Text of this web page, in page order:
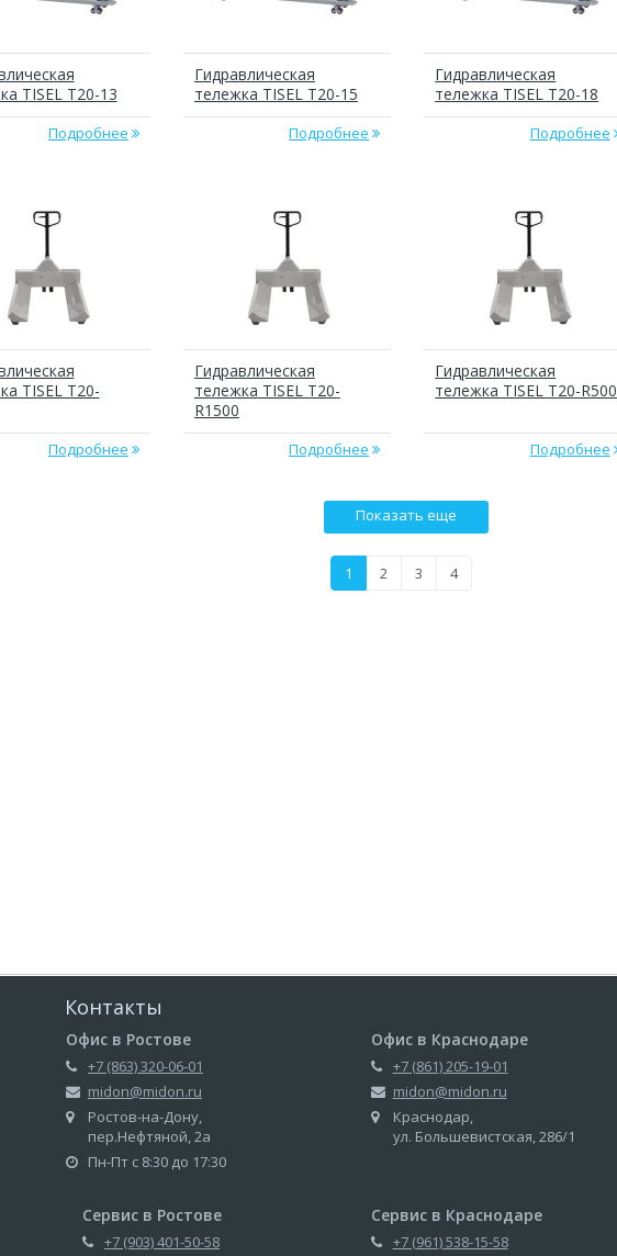
TISEL T20-13
Подробнее
Гидравлическая
тележка TISEL T20-15
Подробнее
Гидравлическая
тележка TISEL T20-18
Подробнее
TISEL T20-
Подробнее
Гидравлическая
тележка TISEL T20-
R1500
Подробнее
Гидравлическая
тележка TISEL T20-R500
Подробнее
Показать еще
1 2 3 4
Контакты
Офис в Ростове
+7 (863) 320-06-01
midon@midon.ru
Ростов-на-Дону,
пер.Нефтяной, 2а
Пн-Пт с 8:30 до 17:30
Офис в Краснодаре
+7 (861) 205-19-01
midon@midon.ru
Краснодар,
ул. Большевистская, 286/1
Сервис в Ростове
+7 (903) 401-50-58
Сервис в Краснодаре
+7 (961) 538-15-58